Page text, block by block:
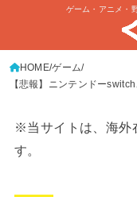
ゲーム・アニメ・
HOME ゲーム
【悲報】ニンテンドー
※当サイトは、海外
す。